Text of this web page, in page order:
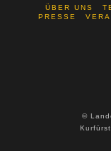
ÜBER UNS
PRESSE
©